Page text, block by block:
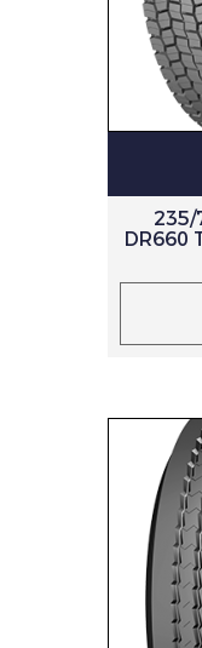
235/
DR660